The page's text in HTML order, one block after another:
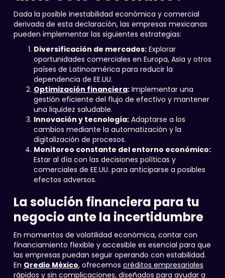
Dada la posible inestabilidad económica y comercial
derivada de esta declaración, las empresas mexicanas
pueden implementar las siguientes estrategias:
Diversificación de mercados:Explorar
oportunidades comerciales en Europa, Asia y otros
países de Latinoamérica para reducir la
dependencia de EE.UU.
Optimización financiera:Implementar una
gestión eficiente del flujo de efectivo y mantener
una liquidez saludable.
Innovación y tecnología:Adaptarse a los
cambios mediante la automatización y la
digitalización de procesos.
Monitoreo constante del entorno económico:
Estar al día con las decisiones políticas y
comerciales de EE.UU. para anticiparse a posibles
efectos adversos.
La solución financiera para tu
negocio ante la incertidumbre
En momentos de volatilidad económica, contar con
financiamiento flexible y accesible es esencial para que
las empresas puedan seguir operando con estabilidad.
En Qredio México, ofrecemos créditos empresariales
rápidos y sin complicaciones, diseñados para ayudar a